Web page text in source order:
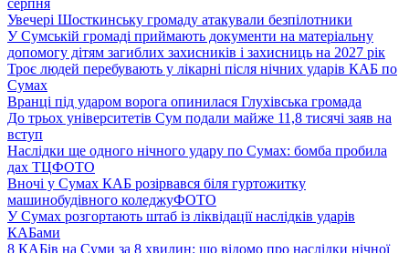
серпня
Увечері Шосткинську громаду атакували безпілотники
У Сумській громаді приймають документи на матеріальну
допомогу дітям загиблих захисників і захисниць на 2027 рік
Троє людей перебувають у лікарні після нічних ударів КАБ по
Сумах
Вранці під ударом ворога опинилася Глухівська громада
До трьох університетів Сум подали майже 11,8 тисячі заяв на
вступ
Наслідки ще одного нічного удару по Сумах: бомба пробила
дах ТЦФОТО
Вночі у Сумах КАБ розірвався біля гуртожитку
машинобудівного коледжуФОТО
У Сумах розгортають штаб із ліквідації наслідків ударів
КАБами
8 КАБів на Суми за 8 хвилин: що відомо про наслідки нічної